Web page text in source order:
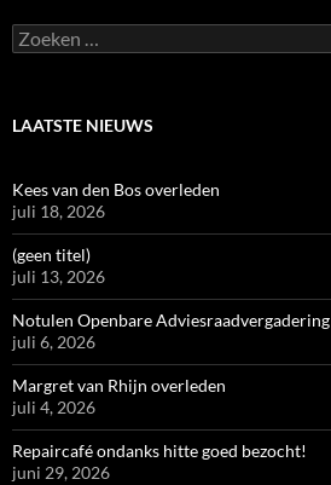
Zoeken
naar:
LAATSTE NIEUWS
Kees van den Bos overleden
juli 18, 2026
(geen titel)
juli 13, 2026
Notulen Openbare Adviesraadvergadering
juli 6, 2026
Margret van Rhijn overleden
juli 4, 2026
Repaircafé ondanks hitte goed bezocht!
juni 29, 2026